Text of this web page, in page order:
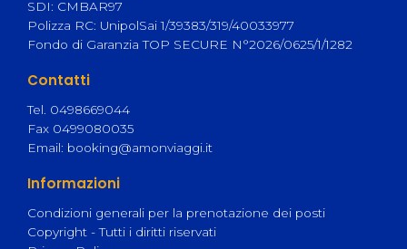
SDI: CMBAR97
Polizza RC: UnipolSai 1/39383/319/40033977
Fondo di Garanzia TOP SECURE N°2026/0625/1/1282
Contatti
Tel. 0498669044
Fax 0499080035
Email: booking@amonviaggi.it
Informazioni
Condizioni generali per la prenotazione dei posti
Copyright - Tutti i diritti riservati